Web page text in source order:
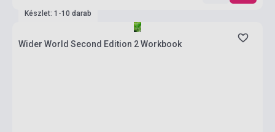
Készlet: 1-10 darab
Wider World Second Edition 2 Workbook